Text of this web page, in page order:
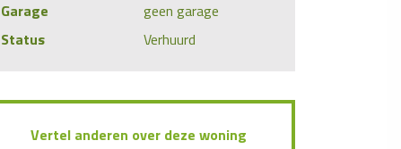
Garage
geen garage
Status
Verhuurd
Vertel anderen over deze woning